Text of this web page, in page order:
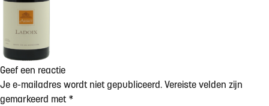
Geef een reactie
Je e-mailadres wordt niet gepubliceerd. Vereiste velden zijn
gemarkeerd met *